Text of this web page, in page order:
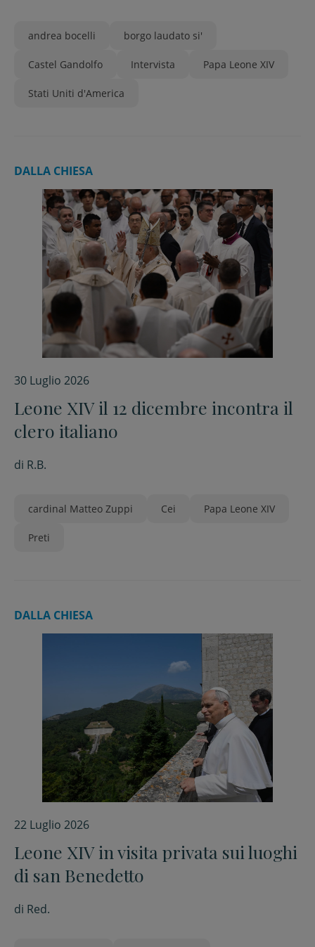
andrea bocelli borgo laudato si'
Castel Gandolfo Intervista Papa Leone XIV
Stati Uniti d'America
DALLA CHIESA
30 Luglio 2026
Leone XIV il 12 dicembre incontra il
clero italiano
di R.B.
cardinal Matteo Zuppi Cei Papa Leone XIV
Preti
DALLA CHIESA
22 Luglio 2026
Leone XIV in visita privata sui luoghi
di san Benedetto
di Red.